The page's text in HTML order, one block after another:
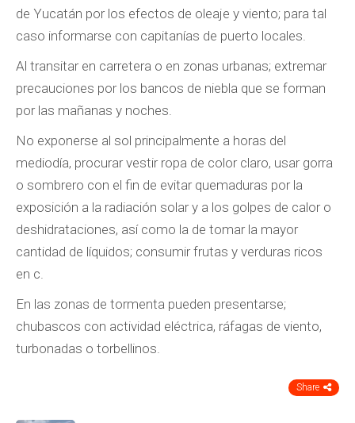
de Yucatán por los efectos de oleaje y viento; para tal
caso informarse con capitanías de puerto locales.
Al transitar en carretera o en zonas urbanas; extremar
precauciones por los bancos de niebla que se forman
por las mañanas y noches.
No exponerse al sol principalmente a horas del
mediodía, procurar vestir ropa de color claro, usar gorra
o sombrero con el fin de evitar quemaduras por la
exposición a la radiación solar y a los golpes de calor o
deshidrataciones, así como la de tomar la mayor
cantidad de líquidos; consumir frutas y verduras ricos
en c.
En las zonas de tormenta pueden presentarse;
chubascos con actividad eléctrica, ráfagas de viento,
turbonadas o torbellinos.
Share